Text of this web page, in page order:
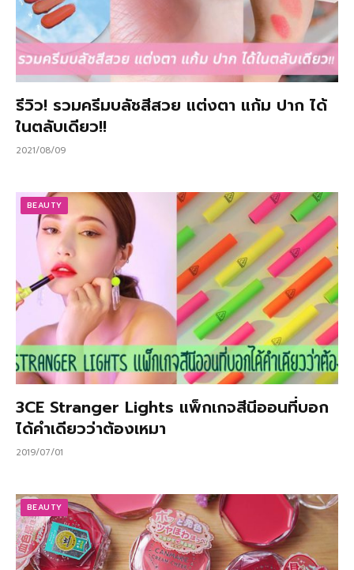
รีวิว! รวมครีมบลัชสีสวย แต่งตา แก้ม ปาก ได้
ในตลับเดียว!!
2021/08/09
BEAUTY
3CE Stranger Lights แพ็กเกจสีนีออนที่บอก
ได้คำเดียวว่าต้องเหมา
2019/07/01
BEAUTY